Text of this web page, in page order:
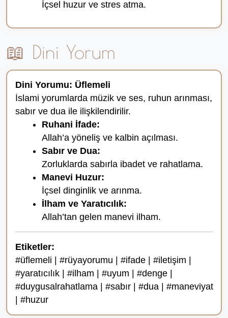
İçsel huzur ve stres atma.
📖 Dini Yorum
Dini Yorumu: Üflemeli
İslami yorumlarda müzik ve ses, ruhun arınması,
sabır ve dua ile ilişkilendirilir.
Ruhani İfade:
Allah’a yöneliş ve kalbin açılması.
Sabır ve Dua:
Zorluklarda sabırla ibadet ve rahatlama.
Manevi Huzur:
İçsel dinginlik ve arınma.
İlham ve Yaratıcılık:
Allah’tan gelen manevi ilham.
Etiketler:
#üflemeli | #rüyayorumu | #ifade | #iletişim |
#yaratıcılık | #ilham | #uyum | #denge |
#duygusalrahatlama | #sabır | #dua | #maneviyat
| #huzur